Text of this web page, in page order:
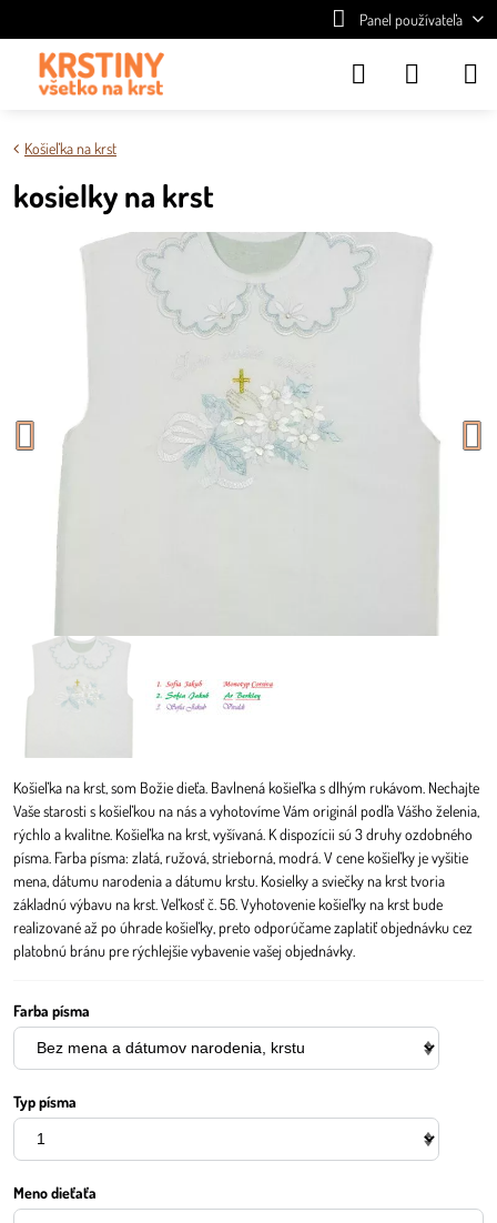
Panel používateľa
Košieľka na krst
kosielky na krst
Košieľka na krst, som Božie dieťa. Bavlnená košieľka s dlhým rukávom. Nechajte
Vaše starosti s košieľkou na nás a vyhotovíme Vám originál podľa Vášho želenia,
rýchlo a kvalitne. Košieľka na krst, vyšívaná. K dispozícii sú 3 druhy ozdobného
písma. Farba písma: zlatá, ružová, strieborná, modrá. V cene košieľky je vyšitie
mena, dátumu narodenia a dátumu krstu. Kosielky a sviečky na krst tvoria
základnú výbavu na krst. Veľkosť č. 56. Vyhotovenie košieľky na krst bude
realizované až po úhrade košieľky, preto odporúčame zaplatiť objednávku cez
platobnú bránu pre rýchlejšie vybavenie vašej objednávky.
Farba písma
Typ písma
Meno dieťaťa